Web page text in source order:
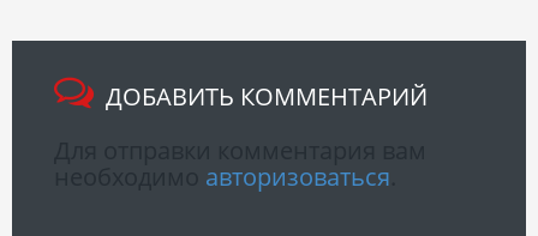
ДОБАВИТЬ КОММЕНТАРИЙ
авторизоваться